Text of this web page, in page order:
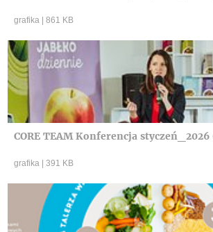
grafika 861 KB
CORE TEAM Konferencja
grafika 391 KB